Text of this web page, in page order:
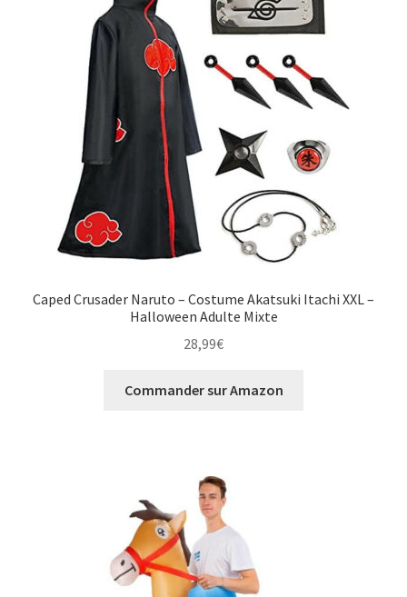
Caped Crusader Naruto – Costume Akatsuki Itachi XXL –
Halloween Adulte Mixte
28,99€
Commander sur Amazon